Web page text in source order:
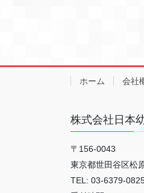
ホーム 会社
株式会社日本
〒156-0043
東京都世田谷区松
TEL: 03-6379-